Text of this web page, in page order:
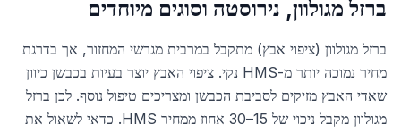
ברזל מגולוון, נירוסטה וסוגים מיוחדים
ברזל מגולוון (ציפוי אבץ) מתקבל במרבית מגרשי המחזור, אך בדרגת
מחיר נמוכה יותר מ-HMS נקי. ציפוי האבץ יוצר בעיות בכבשן כיוון
שאדי האבץ מזיקים לסביבת הכבשן ומצריכים טיפול נוסף. לכן ברזל
מגולוון מקבל ניכוי של 15–30 אחוז ממחיר HMS. כדאי לשאול את